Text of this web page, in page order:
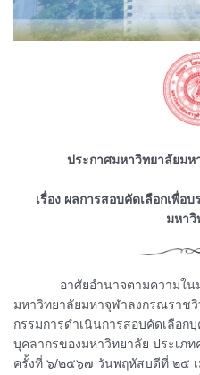
ประกาศมหาวิทยาลัยม
เรื่อง ผลการสอบคัดเลือกเพื่อ
มหาวิ
ᅠᅠᅠᅠอาศัยอำนาจตามความใ
มหาวิทยาลัยมหาจุฬาลงกรณรา
กรรมการดำเนินการสอบคัดเลือก
บุคลากรของมหาวิทยาลัย ประเภ
ครั้งที่ ๖/๒๕๖๗ วันพฤหัสบดีที่ ๒๕